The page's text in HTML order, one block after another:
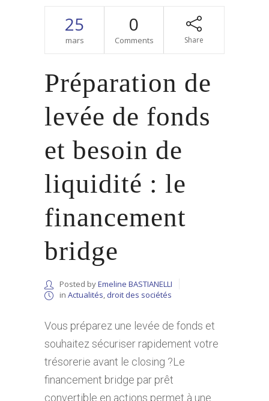
25
mars
0
Comments Share
Préparation de
levée de fonds
et besoin de
liquidité : le
financement
bridge
Posted byEmeline BASTIANELLI
in Actualités, droit des sociétés
Vous préparez une levée de fonds et
souhaitez sécuriser rapidement votre
trésorerie avant le closing ?Le
financement bridge par prêt
convertible en actions permet à une